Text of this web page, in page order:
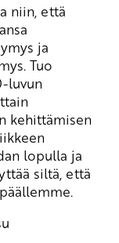
niin, että
ja
Tuo
luvun
kehittämisen
lopulla ja
siltä, että